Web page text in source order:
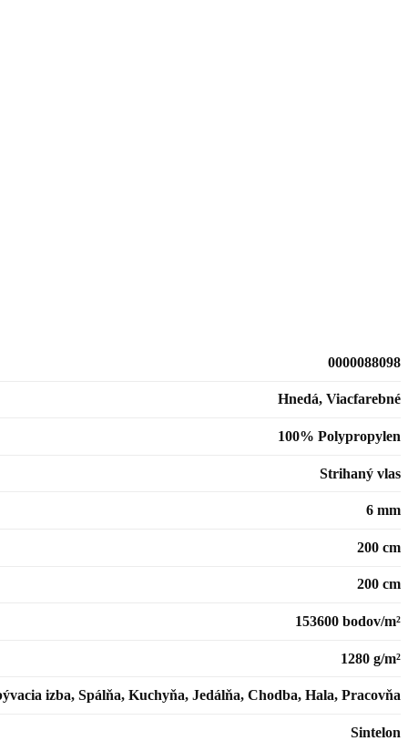
0000088098
Hnedá, Viacfarebné
100% Polypropylen
Strihaný vlas
6 mm
200 cm
200 cm
153600 bodov/m²
1280 g/m²
izba, Spálňa, Kuchyňa, Jedálňa, Chodba, Hala, Pracovňa
Sintelon